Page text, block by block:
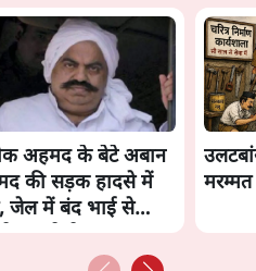
अहमद के बेटे अबान
की सड़क हादसे में
जेल में बंद भाई से
मरम्मत